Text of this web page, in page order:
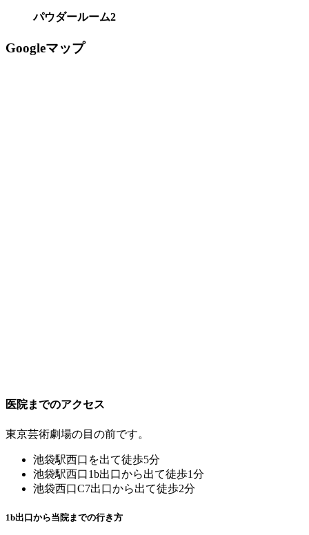
パウダールーム2
Googleマップ
医院までのアクセス
東京芸術劇場の目の前です。
池袋駅西口を出て徒歩5分
池袋駅西口1b出口から出て徒歩1分
池袋西口C7出口から出て徒歩2分
1b出口から当院までの行き方